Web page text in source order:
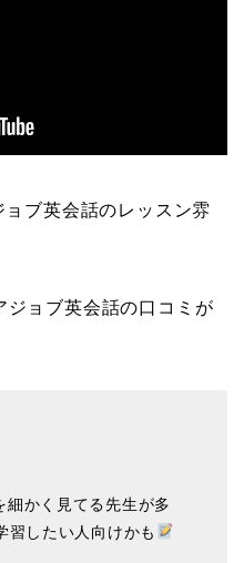
ブ英会話のレッスン雰
ジョブ英会話の口コミが
細かく見てる先生が多
習したい人向けかも